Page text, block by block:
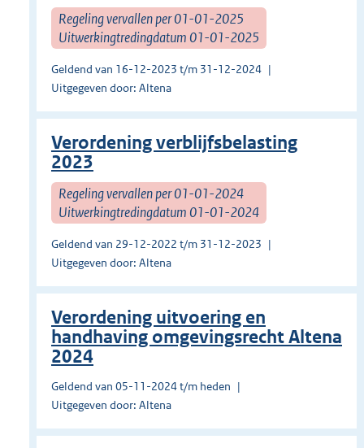
Regeling vervallen per 01-01-2025
Uitwerkingtredingdatum 01-01-2025
Geldend van 16-12-2023 t/m 31-12-2024
Uitgegeven door: Altena
Verordening verblijfsbelasting
2023
Regeling vervallen per 01-01-2024
Uitwerkingtredingdatum 01-01-2024
Geldend van 29-12-2022 t/m 31-12-2023
Uitgegeven door: Altena
Verordening uitvoering en
handhaving omgevingsrecht Altena
2024
Geldend van 05-11-2024 t/m heden
Uitgegeven door: Altena